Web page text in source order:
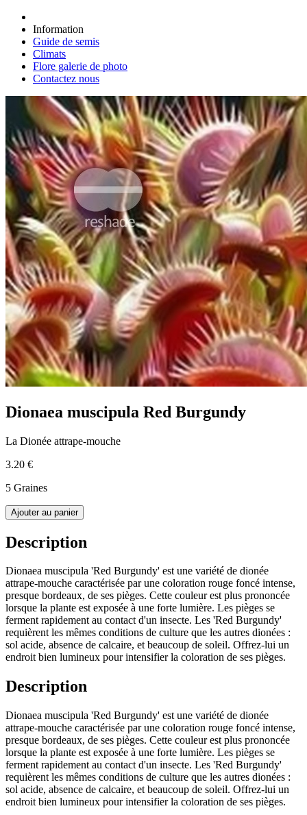
Information
Guide de semis
Climats
Flore galerie de photo
Contactez nous
Dionaea muscipula Red Burgundy
La Dionée attrape-mouche
3.20 €
5 Graines
Ajouter au panier
Description
Dionaea muscipula 'Red Burgundy' est une variété de dionée
attrape-mouche caractérisée par une coloration rouge foncé intense,
presque bordeaux, de ses pièges. Cette couleur est plus prononcée
lorsque la plante est exposée à une forte lumière. Les pièges se
ferment rapidement au contact d'un insecte. Les 'Red Burgundy'
requièrent les mêmes conditions de culture que les autres dionées :
sol acide, absence de calcaire, et beaucoup de soleil. Offrez-lui un
endroit bien lumineux pour intensifier la coloration de ses pièges.
Description
Dionaea muscipula 'Red Burgundy' est une variété de dionée
attrape-mouche caractérisée par une coloration rouge foncé intense,
presque bordeaux, de ses pièges. Cette couleur est plus prononcée
lorsque la plante est exposée à une forte lumière. Les pièges se
ferment rapidement au contact d'un insecte. Les 'Red Burgundy'
requièrent les mêmes conditions de culture que les autres dionées :
sol acide, absence de calcaire, et beaucoup de soleil. Offrez-lui un
endroit bien lumineux pour intensifier la coloration de ses pièges.